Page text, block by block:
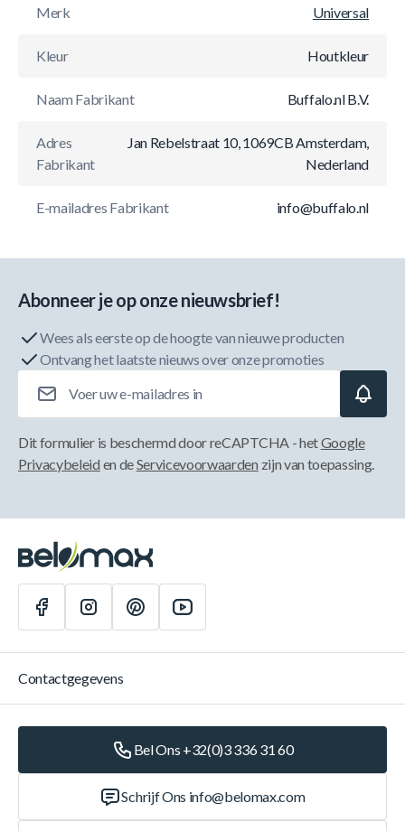
Merk Universal
Kleur Houtkleur
Naam Fabrikant Buffalo.nl B.V.
Adres
Fabrikant
Jan Rebelstraat 10, 1069CB Amsterdam,
Nederland
E-mailadres Fabrikant info@buffalo.nl
Abonneer je op onze nieuwsbrief!
Wees als eerste op de hoogte van nieuwe producten
Ontvang het laatste nieuws over onze promoties
Dit formulier is beschermd door reCAPTCHA - hetGoogle
Privacybeleid en deServicevoorwaarden zijn van toepassing.
Contactgegevens
Bel Ons +32(0)3 336 31 60
Schrijf Ons info@belomax.com